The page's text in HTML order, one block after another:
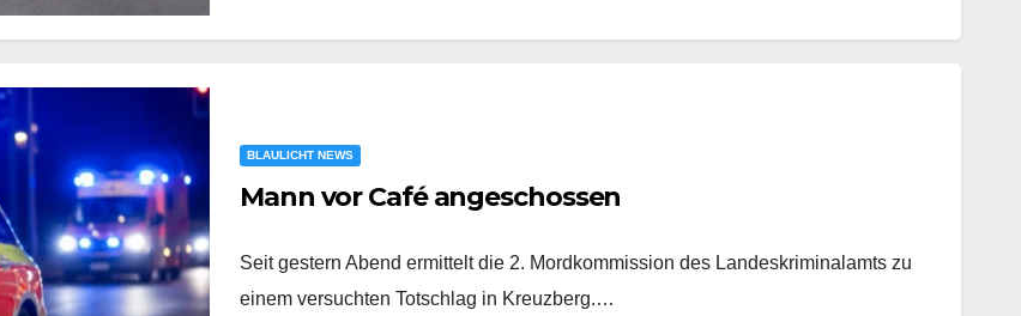
BLAULICHT NEWS
Mann vor Café angeschossen
Seit gestern Abend ermittelt die 2. Mordkommission des Landeskriminalamts zu
einem versuchten Totschlag in Kreuzberg.…